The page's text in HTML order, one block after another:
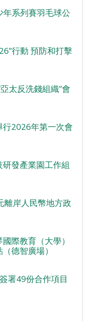
年系列賽羽毛球公
行動 預防和打擊
太反洗錢組織”會
2026年第一次會
發產業園工作組
離岸人民幣地方政
際教育（大學）
德智廣場）
署49份合作項目